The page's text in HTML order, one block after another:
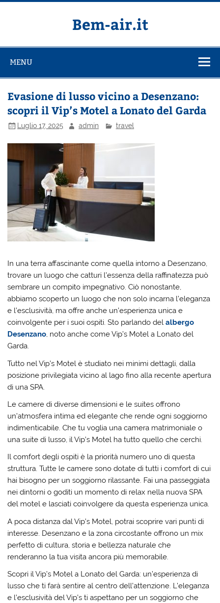
Salta
Bem-air.it
MENU
Evasione di lusso vicino a Desenzano:
scopri il Vip’s Motel a Lonato del Garda
Luglio 17, 2025 admin travel
In una terra affascinante come quella intorno a Desenzano,
trovare un luogo che catturi l’essenza della raffinatezza può
sembrare un compito impegnativo. Ciò nonostante,
abbiamo scoperto un luogo che non solo incarna l’eleganza
e l’esclusività, ma offre anche un’esperienza unica e
coinvolgente per i suoi ospiti. Sto parlando delalbergo
Desenzano, noto anche come Vip’s Motel a Lonato del
Garda.
Tutto nel Vip’s Motel è studiato nei minimi dettagli, dalla
posizione privilegiata vicino al lago fino alla recente apertura
di una SPA.
Le camere di diverse dimensioni e le suites offrono
un’atmosfera intima ed elegante che rende ogni soggiorno
indimenticabile. Che tu voglia una camera matrimoniale o
una suite di lusso, il Vip’s Motel ha tutto quello che cerchi.
Il comfort degli ospiti è la priorità numero uno di questa
struttura. Tutte le camere sono dotate di tutti i comfort di cui
hai bisogno per un soggiorno rilassante. Fai una passeggiata
nei dintorni o goditi un momento di relax nella nuova SPA
del motel e lasciati coinvolgere da questa esperienza unica.
A poca distanza dal Vip’s Motel, potrai scoprire vari punti di
interesse. Desenzano e la zona circostante offrono un mix
perfetto di cultura, storia e bellezza naturale che
renderanno la tua visita ancora più memorabile.
Scopri il Vip’s Motel a Lonato del Garda: un’esperienza di
lusso che ti farà sentire al centro dell’attenzione. L’eleganza
e l’esclusività del Vip’s ti aspettano per un soggiorno che